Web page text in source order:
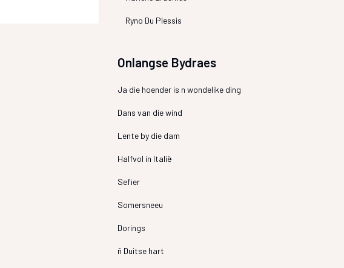
Ryno Du Plessis
Onlangse Bydraes
Ja die hoender is n wondelike ding
Dans van die wind
Lente by die dam
Halfvol in Italië
Sefier
Somersneeu
Dorings
ñ Duitse hart